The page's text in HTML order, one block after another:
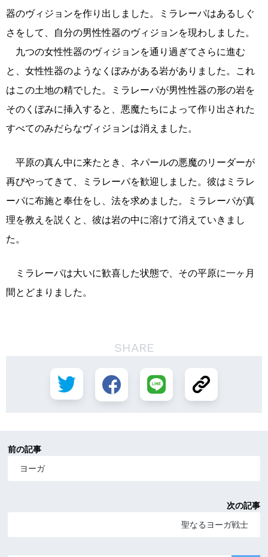
器のヴィジョンを作り出しました。ミラレーパはあるしぐ
さをして、自分の男性性器のヴィジョンを現わしました。
九つの女性性器のヴィジョンを通り過ぎてさらに進む
と、女性性器のようなくぼみがある岩がありました。これ
はこの土地の精でした。ミラレーパが男性性器の形の岩を
そのくぼみに挿入すると、悪魔たちによって作り出された
すべてのみだらなヴィジョンは消えました。
平原の真ん中に来たとき、ネパールの悪魔のリーダーが
再びやってきて、ミラレーパを歓迎しました。彼はミラレ
ーパに布施と奉仕をし、法を求めました。ミラレーパが真
理を教えを説くと、彼は岩の中に溶けて消えていきまし
た。
ミラレーパは大いに歓喜した状態で、その平原に一ヶ月
間とどまりました。
SHARE
前の記事
ヨーガ
次の記事
聖なるヨーガ戦士